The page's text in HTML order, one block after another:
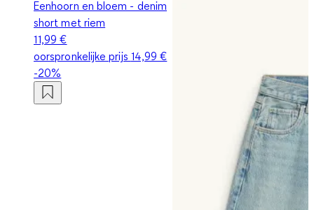
Eenhoorn en bloem - denim
short met riem
11,99 €
oorspronkelijke prijs 14,99 €
-20%